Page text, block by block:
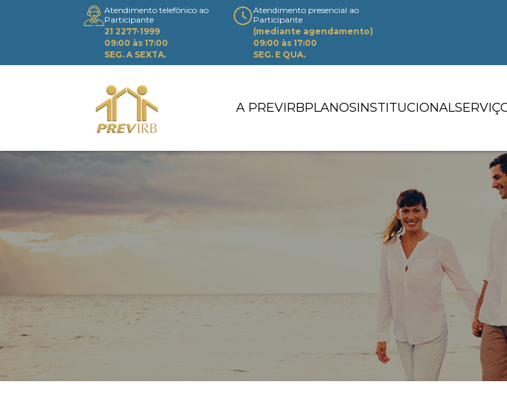
Atendimento telefônico ao
Participante
21 2277-1999
09:00 às 17:00
SEG. A SEXTA.
Atendimento presencial ao
Participante
(mediante agendamento)
09:00 às 17:00
SEG. E QUA.
A PREVIRBPLANOSINSTITUCIONAL